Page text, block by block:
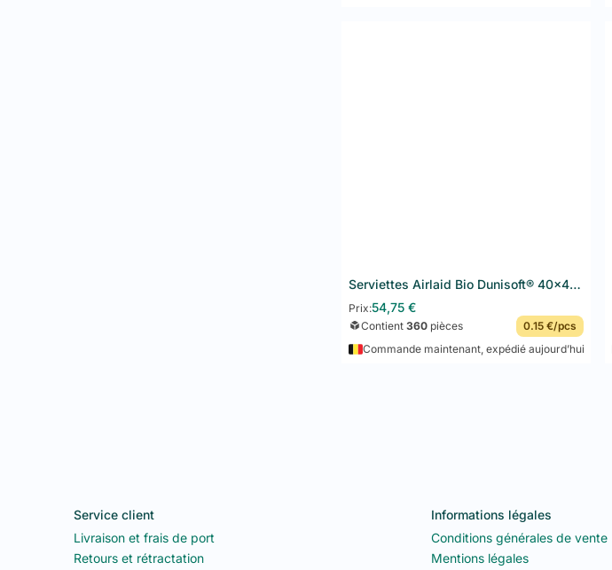
Serviettes Airlaid Bio Dunisoft® 40x40 cm 360PCS Mint Blue
Prix:54,75€
Contient 360pièces
0.15 €/pcs
Commande maintenant, expédié aujourd’hui
Service client
Livraison et frais de port
Retours et rétractation
Informations légales
Conditions générales de vente
Mentions légales